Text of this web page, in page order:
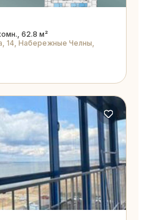
62.8 м²
14, Набережные Челны,